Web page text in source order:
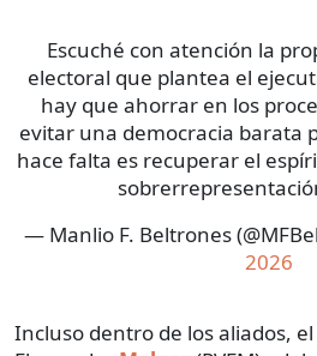
Escuché con atención la
electoral que plantea el
hay que ahorrar en los
evitar una democracia barata
hace falta es recuperar el
— Manlio F. Beltrones
2026
Incluso dentro de los aliados,